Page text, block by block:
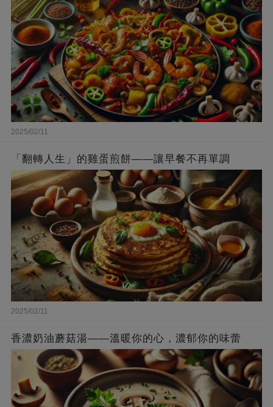
2025/02/11
「翻轉人生」的雞蛋煎餅——讓早餐不再單調
2025/02/11
香濃奶油蘑菇湯——溫暖你的心，濃郁你的味蕾